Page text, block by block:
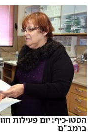
מעיפים
טילים
זה
בבית:
ילדי
רמב"ם
מעיפים
טילים
המטו-כיף: יום פעילות
ברמב"ם